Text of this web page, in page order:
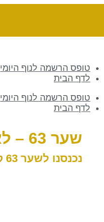
טופס הרשמה לנוף היומי
לדף הבית
טופס הרשמה לנוף היומי
לדף הבית
שער 63 – לאחר סיום // קו 3 – המשכיות
נכנסנו לשער 63 קו 3 בסביבות 18:30 לפי שעון ישראל, 3 במרץ, 2025